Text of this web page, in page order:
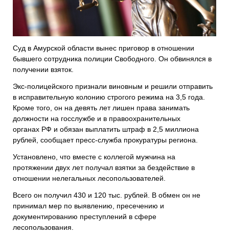
Суд в Амурской области вынес приговор в отношении
бывшего сотрудника полиции Свободного. Он обвинялся в
получении взяток.
Экс-полицейского признали виновным и решили отправить
в исправительную колонию строгого режима на 3,5 года.
Кроме того, он на девять лет лишен права занимать
должности на госслужбе и в правоохранительных
органах РФ и обязан выплатить штраф в 2,5 миллиона
рублей, сообщает пресс-служба прокуратуры региона.
Установлено, что вместе с коллегой мужчина на
протяжении двух лет получал взятки за бездействие в
отношении нелегальных лесопользователей.
Всего он получил 430 и 120 тыс. рублей. В обмен он не
принимал мер по выявлению, пресечению и
документированию преступлений в сфере
лесопользования.